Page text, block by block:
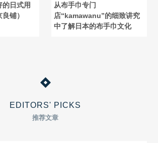
的日式用
铺）
从布手巾专门
店“kamawanu”的细致讲究
中了解日本的布手巾文化
EDITORS' PICKS
推荐文章